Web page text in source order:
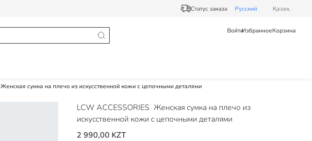
Статус заказа Pусский Қазақ
ВойтиИзбранноеКорзина
Женская сумка на плечо из искусственной кожи с цепочными деталями
LCW ACCESSORIES Женская сумка на плечо из
искусственной кожи с цепочными деталями
2 990,00 KZT